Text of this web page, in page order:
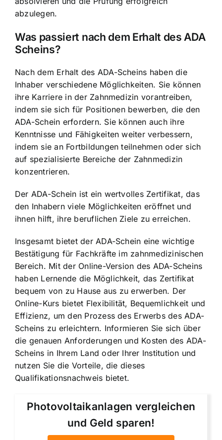
abzulegen.
Was passiert nach dem Erhalt des ADA
Scheins?
Nach dem Erhalt des ADA-Scheins haben die
Inhaber verschiedene Möglichkeiten. Sie können
ihre Karriere in der Zahnmedizin vorantreiben,
indem sie sich für Positionen bewerben, die den
ADA-Schein erfordern. Sie können auch ihre
Kenntnisse und Fähigkeiten weiter verbessern,
indem sie an Fortbildungen teilnehmen oder sich
auf spezialisierte Bereiche der Zahnmedizin
konzentrieren.
Der ADA-Schein ist ein wertvolles Zertifikat, das
den Inhabern viele Möglichkeiten eröffnet und
ihnen hilft, ihre beruflichen Ziele zu erreichen.
Insgesamt bietet der ADA-Schein eine wichtige
Bestätigung für Fachkräfte im zahnmedizinischen
Bereich. Mit der Online-Version des ADA-Scheins
haben Lernende die Möglichkeit, das Zertifikat
bequem von zu Hause aus zu erwerben. Der
Online-Kurs bietet Flexibilität, Bequemlichkeit und
Effizienz, um den Prozess des Erwerbs des ADA-
Scheins zu erleichtern. Informieren Sie sich über
die genauen Anforderungen und Kosten des ADA-
Scheins in Ihrem Land oder Ihrer Institution und
nutzen Sie die Vorteile, die dieses
Qualifikationsnachweis bietet.
Photovoltaikanlagen vergleichen
und Geld sparen!